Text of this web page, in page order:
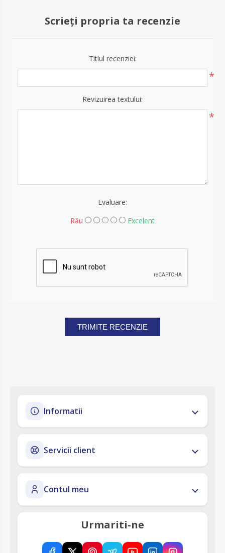
Scrieți propria ta recenzie
Titlul recenziei:
*
Revizuirea textului:
*
Evaluare:
Rău
Excelent
TRIMITE RECENZIE
Informatii
Servicii client
Contul meu
Urmariti-ne